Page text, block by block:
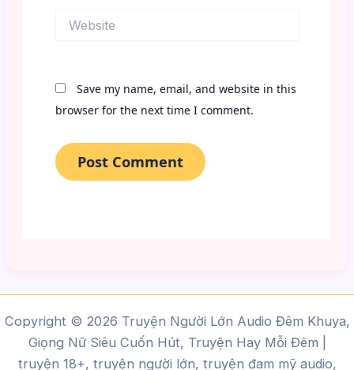
Save my name, email, and website in this
browser for the next time I comment.
Copyright © 2026 Truyện Người Lớn Audio Đêm Khuya,
Giọng Nữ Siêu Cuốn Hút, Truyện Hay Mỗi Đêm |
truyện 18+, truyện người lớn, truyện đam mỹ audio,